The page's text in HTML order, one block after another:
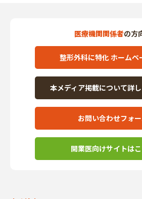
医療機関関係者の方
整形外科に特化 ホームペ
本メディア掲載について詳
お問い合わせフォ
開業医向けサイトは